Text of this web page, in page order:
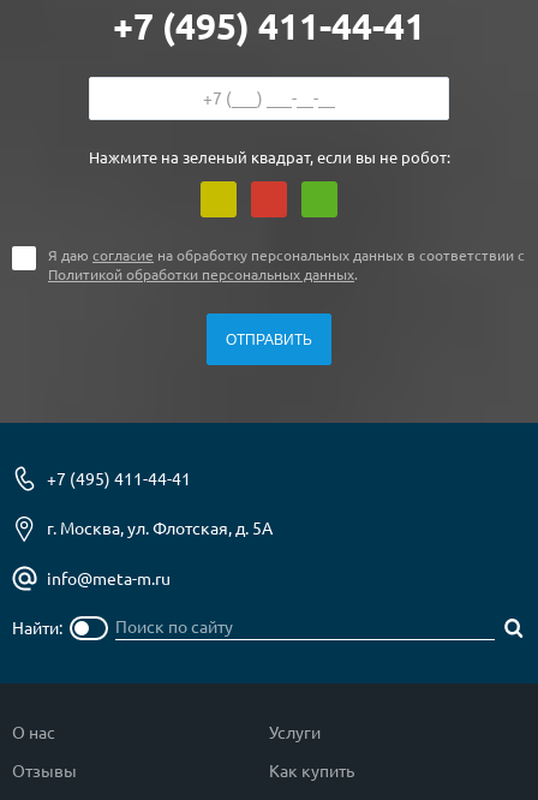
+7 (495) 411-44-41
Нажмите на зеленый квадрат, если вы не робот:
Я даю согласие на обработку персональных данных в соответствии с
Политикой обработки персональных данных.
+7 (495) 411-44-41
г. Москва, ул. Флотская, д. 5А
info@meta-m.ru
Найти:
О нас
Отзывы
Услуги
Как купить